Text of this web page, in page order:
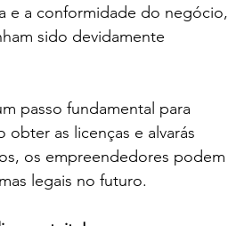
e a conformidade do negócio,
sido devidamente
passo fundamental para
as licenças e alvarás
os empreendedores podem
legais no futuro.